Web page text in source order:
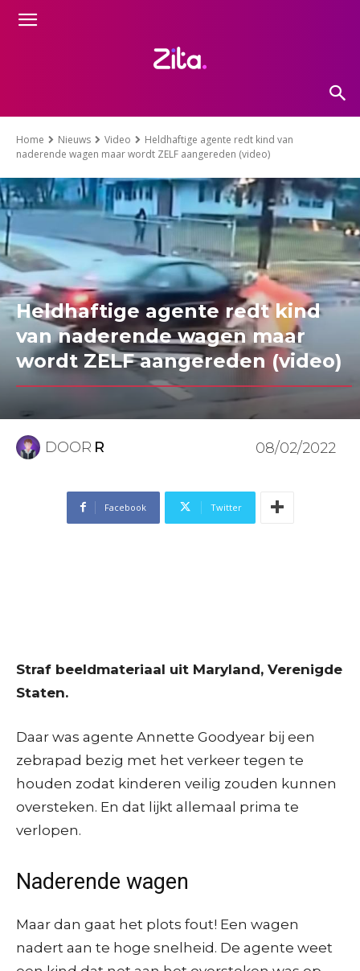
Home Nieuws Video
Heldhaftige agente redt kind van
naderende wagen maar wordt ZELF aangereden (video)
Heldhaftige agente redt kind
van naderende wagen maar
wordt ZELF aangereden (video)
DOOR R 08/02/2022
Facebook Twitter
Straf beeldmateriaal uit Maryland, Verenigde
Staten.
Daar was agente Annette Goodyear bij een
zebrapad bezig met het verkeer tegen te
houden zodat kinderen veilig zouden kunnen
oversteken. En dat lijkt allemaal prima te
verlopen.
Naderende wagen
Maar dan gaat het plots fout! Een wagen
nadert aan te hoge snelheid. De agente weet